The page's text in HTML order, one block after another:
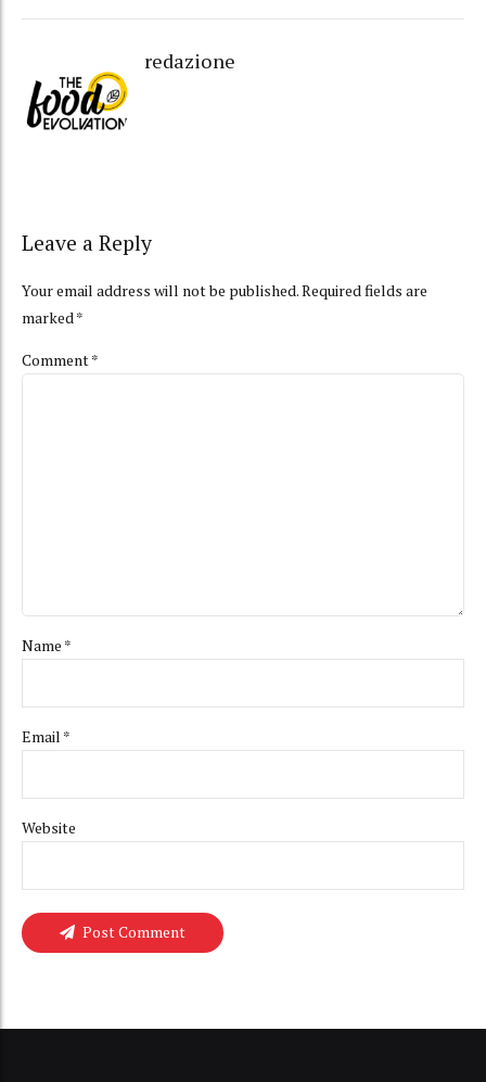
redazione
Leave a Reply
Your email address will not be published. Required fields are
marked *
Comment*
Name *
Email *
Website
Post Comment